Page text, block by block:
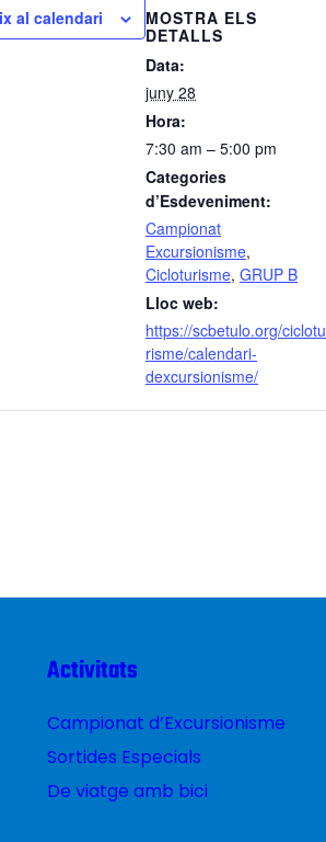
al calendari
MOSTRA ELS
DETALLS
Data:
juny 28
Hora:
7:30 am – 5:00 pm
Categories
d’Esdeveniment:
Campionat
Excursionisme,
Cicloturisme, GRUP B
Lloc web:
https://scbetulo.org/ciclotu
risme/calendari-
dexcursionisme/
Activitats
Campionat d’Excursionisme
Sortides Especials
De viatge amb bici